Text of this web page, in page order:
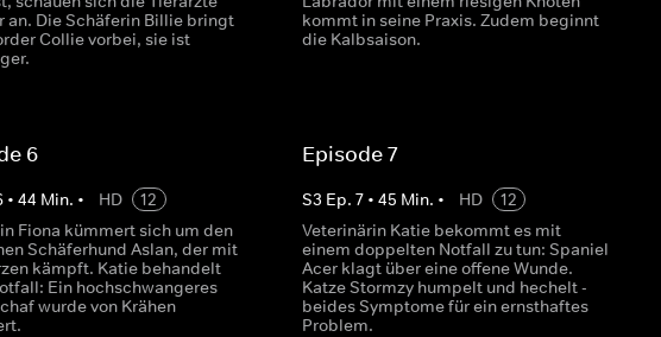
an. Die Schäferin Billie bringt
Collie vorbei, sie ist
kommt in seine Praxis. Zudem beginnt
die Kalbsaison.
6
•44 Min. • HD
12
Fiona kümmert sich um den
Schäferhund Aslan, der mit
kämpft. Katie behandelt
Ein hochschwangeres
wurde von Krähen
Episode 7
S3 Ep. 7• 45 Min. • HD
12
Veterinärin Katie bekommt es mit
einem doppelten Notfall zu tun: Spaniel
Acer klagt über eine offene Wunde.
Katze Stormzy humpelt und hechelt -
beides Symptome für ein ernsthaftes
Problem.